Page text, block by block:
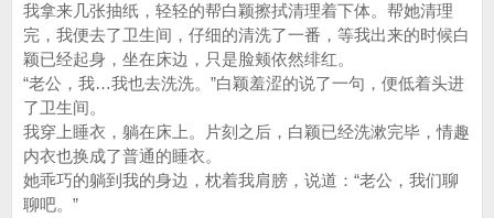
我拿来几张抽纸，轻轻的帮白颖擦拭清理着下体。帮她清理
完，我便去了卫生间，仔细的清洗了一番，等我出来的时候白
颖已经起身，坐在床边，只是脸颊依然绯红。
“老公，我…我也去洗洗。”白颖羞涩的说了一句，便低着头进
了卫生间。
我穿上睡衣，躺在床上。片刻之后，白颖已经洗漱完毕，情趣
内衣也换成了普通的睡衣。
她乖巧的躺到我的身边，枕着我肩膀，说道：“老公，我们聊
聊吧。”